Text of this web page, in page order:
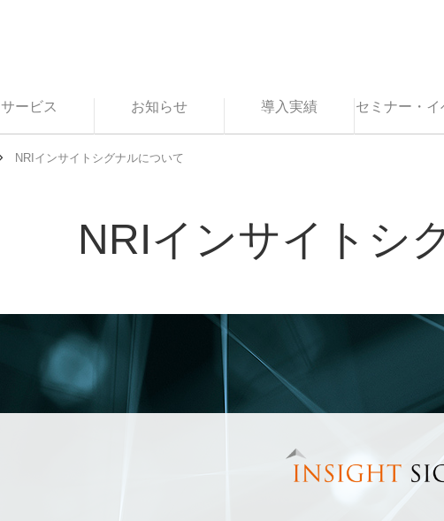
サービス お知らせ 導入実績 セミナー・イ
NRIインサイトシグナルについて
NRIインサイトシ